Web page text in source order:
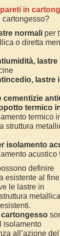
in
cartongesso?
normali per
o diretta
lastre
cementizie
termico
termico
struttura
isolamento
acustico
definire
esistente al
le lastre in
isolamento
all’azione del